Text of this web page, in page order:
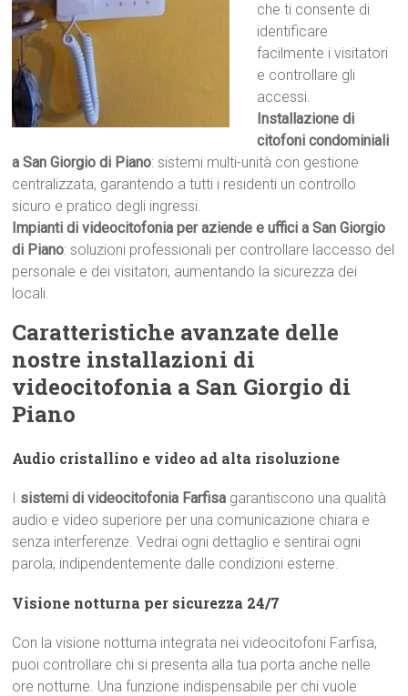
che ti consente di
identificare
facilmente i visitatori
e controllare gli
accessi.
Installazione di
citofoni condominiali
a San Giorgio di Piano: sistemi multi-unità con gestione
centralizzata, garantendo a tutti i residenti un controllo
sicuro e pratico degli ingressi.
Impianti di videocitofonia per aziende e uffici a San Giorgio
di Piano: soluzioni professionali per controllare laccesso del
personale e dei visitatori, aumentando la sicurezza dei
locali.
Caratteristiche avanzate delle
nostre installazioni di
videocitofonia a San Giorgio di
Piano
Audio cristallino e video ad alta risoluzione
I sistemi di videocitofonia Farfisa garantiscono una qualità
audio e video superiore per una comunicazione chiara e
senza interferenze. Vedrai ogni dettaglio e sentirai ogni
parola, indipendentemente dalle condizioni esterne.
Visione notturna per sicurezza 24/7
Con la visione notturna integrata nei videocitofoni Farfisa,
puoi controllare chi si presenta alla tua porta anche nelle
ore notturne. Una funzione indispensabile per chi vuole